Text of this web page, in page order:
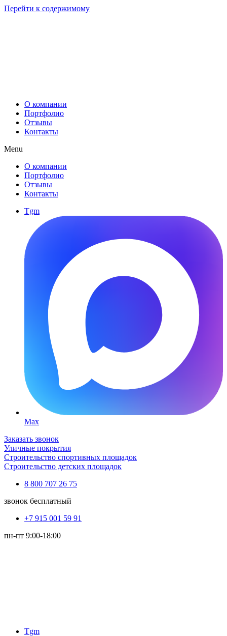
Перейти к содержимому
О компании
Портфолио
Отзывы
Контакты
Menu
О компании
Портфолио
Отзывы
Контакты
Tgm
Max
Заказать звонок
Уличные покрытия
Строительство спортивных площадок
Строительство детских площадок
8 800 707 26 75
звонок бесплатный
+7 915 001 59 91
пн-пт 9:00-18:00
Tgm